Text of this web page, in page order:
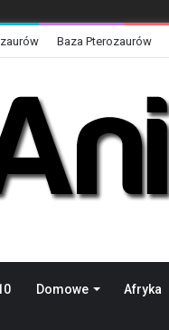
Baza Pterozaurów
Domowe Afryka